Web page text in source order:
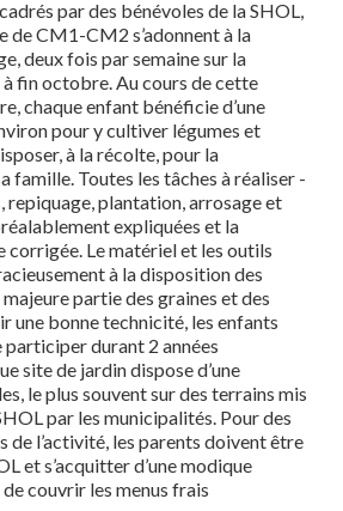
par des bénévoles de la SHOL,
de CM1-CM2 s’adonnent à la
deux fois par semaine sur la
fin octobre. Au cours de cette
chaque enfant bénéficie d’une
pour y cultiver légumes et
à la récolte, pour la
famille. Toutes les tâches à réaliser -
repiquage, plantation, arrosage et
expliquées et la
corrigée. Le matériel et les outils
à la disposition des
partie des graines et des
une bonne technicité, les enfants
durant 2 années
site de jardin dispose d’une
le plus souvent sur des terrains mis
par les municipalités. Pour des
de l’activité, les parents doivent être
et s’acquitter d’une modique
couvrir les menus frais